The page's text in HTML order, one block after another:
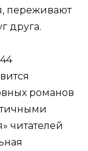
переживают
друга.
романов
читателей